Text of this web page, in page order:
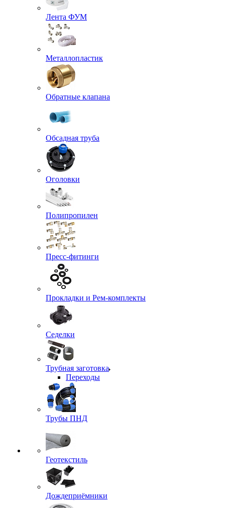
Лента ФУМ
Металлопластик
Обратные клапана
Обсадная труба
Оголовки
Полипропилен
Пресс-фитинги
Прокладки и Рем-комплекты
Седелки
Трубная заготовка
Переходы
Трубы ПНД
Геотекстиль
Дождеприёмники